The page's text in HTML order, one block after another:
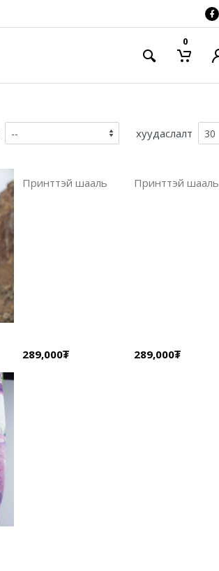
0
хуудаслалт
Принттэй шааль
289,000₮
Принттэй шааль
289,000₮